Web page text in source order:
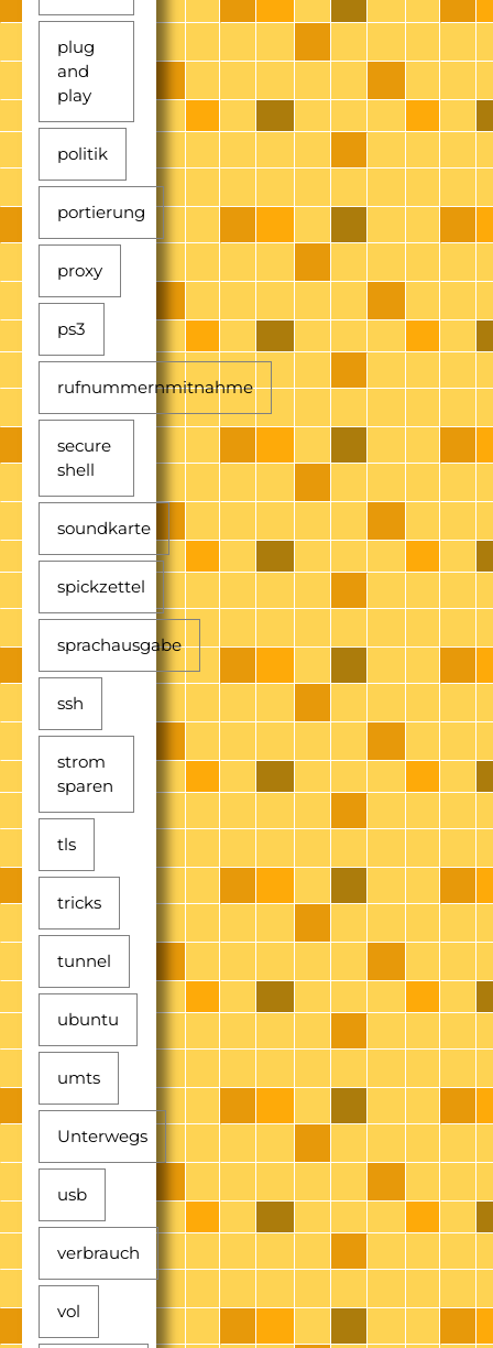
plug
and
play
politik
portierung
proxy
ps3
rufnummernmitnahme
secure
shell
soundkarte
spickzettel
sprachausgabe
ssh
strom
sparen
tls
tricks
tunnel
ubuntu
umts
Unterwegs
usb
verbrauch
vol